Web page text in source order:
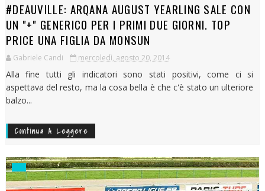
#DEAUVILLE: ARQANA AUGUST YEARLING SALE CON
UN "+" GENERICO PER I PRIMI DUE GIORNI. TOP
PRICE UNA FIGLIA DA MONSUN
Gabriele Candi mercoledì, agosto 20, 2014
Alla fine tutti gli indicatori sono stati positivi, come ci si
aspettava del resto, ma la cosa bella è che c'è stato un ulteriore
balzo...
Continua A Leggere